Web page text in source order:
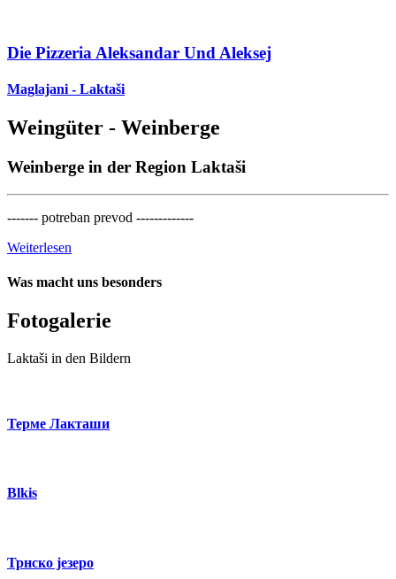
Die Pizzeria Aleksandar Und Aleksej
Maglajani - Laktaši
Weingüter - Weinberge
Weinberge in der Region Laktaši
------- potreban prevod -------------
Weiterlesen
Was macht uns besonders
Fotogalerie
Laktaši in den Bildern
Терме Лакташи
Blkis
Трнско језеро